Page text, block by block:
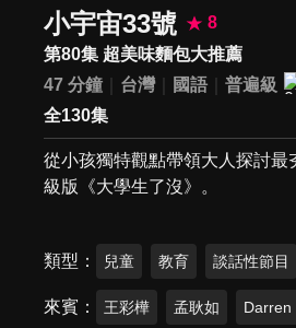
小宇宙33號
8
第80集 超美味麵包大推薦
47 分鐘
台灣 國語
普遍級
全130集
從小孩獨特觀點帶領大人探討
級版《大學生了沒》。
類型 兒童 教育 談話性節目
來賓 王彩樺 孟耿如 Darren